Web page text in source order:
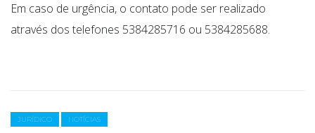
Em caso de urgência, o contato pode ser realizado
através dos telefones 5384285716 ou 5384285688.
Categories
JURÍDICO NOTÍCIAS